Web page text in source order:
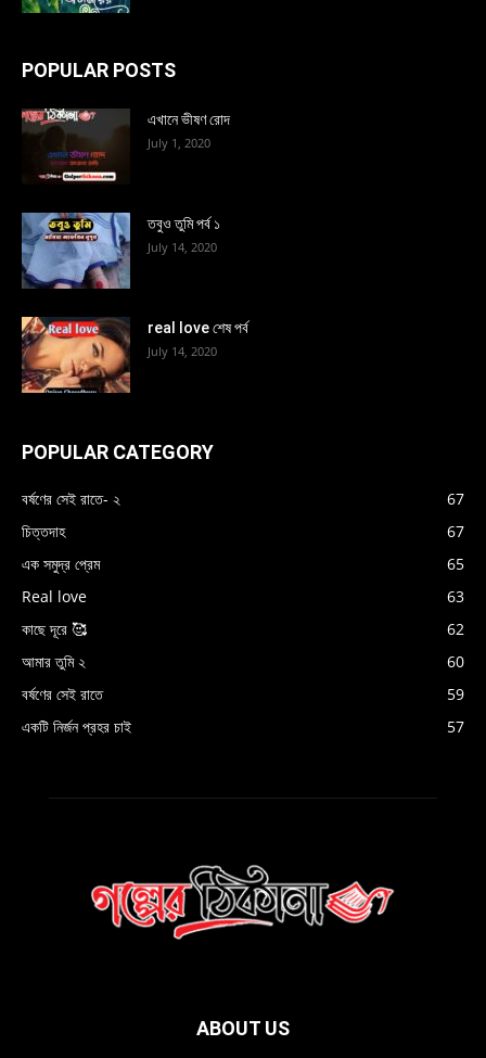
POPULAR POSTS
এখানে ভীষণ রোদ
July 1, 2020
তবুও তুমি পর্ব ১
July 14, 2020
real love শেষ পর্ব
July 14, 2020
POPULAR CATEGORY
বর্ষণের সেই রাতে- ২
67
চিত্তদাহ
67
এক সমুদ্র প্রেম
65
Real love
63
কাছে দূরে 🥰
62
আমার তুমি ২
60
বর্ষণের সেই রাতে
59
একটি নির্জন প্রহর চাই
57
ABOUT US